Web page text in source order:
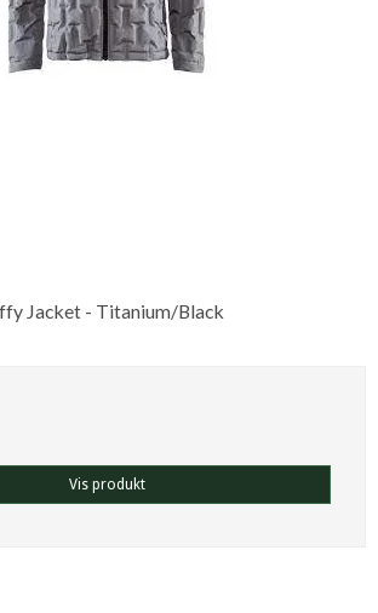
Jacket - Titanium/Black
Vis produkt